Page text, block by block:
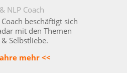
NLP Coach
beschäftigt sich
mit den Themen
Selbstliebe.
mehr <<